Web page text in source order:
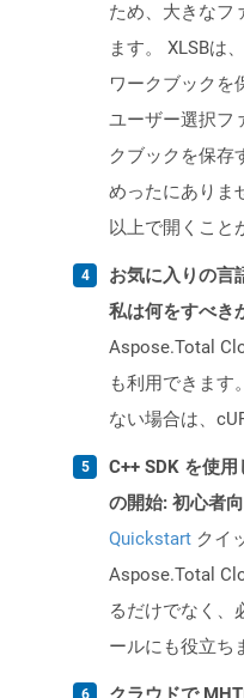
ため、大きなフ
ます。 XLSBは
ワークブックを
ユーザー選択フ
クブックを保存
めったにありま
以上で開くこと
お気に入りの言
私は何をすべき
Aspose.Total
も利用できます
ない場合は、
C++ SDK を使
の開始: 初心者
Quickstart クイ
Aspose.Total
るだけでなく、
ールにも役立ち